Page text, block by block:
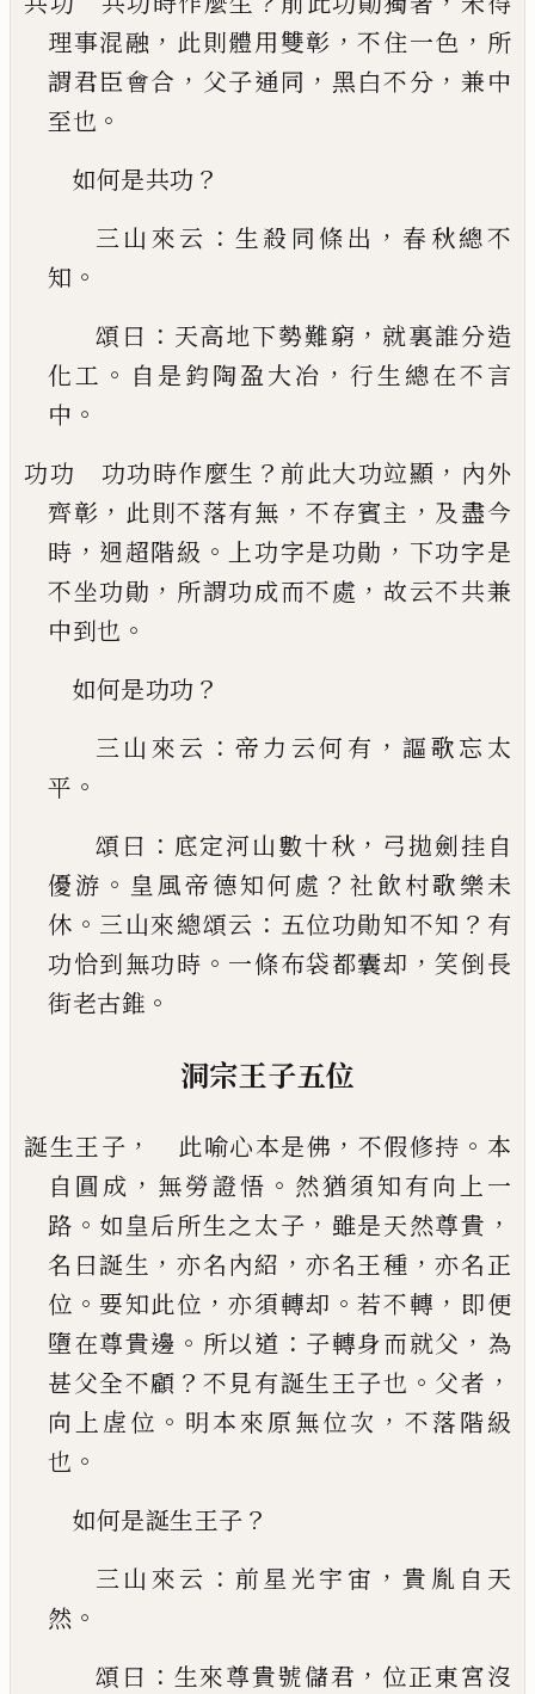
理事混融 ， 此則體用雙彰 ，不住一色 ， 所
謂君臣會合 ， 父子通同 ， 黑白不分 ， 兼中
至也 。
如何是共功 ？
三山來云 ： 生殺同條出 ， 春秋總不
知 。
頌曰 ： 天高地下勢難窮 ， 就裏誰分造
化工 。 自是鈞陶盈大冶 ， 行生總在不言
中 。
功功 功功時作麼生 ？前此大功竝顯 ， 內外
齊彰 ， 此則不落有無 ，不存賓主 ， 及盡今
時 ， 迥超階級 。 上功字是功勛 ， 下功字是
不坐功勛 ， 所謂功成而不處 ，故云不共兼
中到也 。
如何是功功 ？
三山來云 ： 帝力云何有 ，謳歌忘太
平 。
頌曰 ： 底定河山數十秋 ， 弓拋劍挂自
優游 。 皇風帝德知何處 ？ 社飲村歌樂未
休 。 三山來總頌云 ： 五位功勛知不知 ？ 有
功恰到無功時 。 一條布袋都囊却 ，笑倒長
街老古錐 。
洞宗王子五位
誕生王子 ， 此喻心本是佛 ， 不假修持 。 本
自圓成 ， 無勞證悟 。 然猶須知有向上一
路 。 如皇后所生之太子 ， 雖是天然尊貴 ，
名曰誕生 ，亦名內紹 ，亦名王種 ，亦名正
位 。要知此位 ，亦須轉却 。若不轉 ， 即便
墮在尊貴邊 。 所以道 ： 子轉身而就父 ， 為
甚父全不顧 ？ 不 見有誕生王子也 。 父者 ，
向上虗位 。 明本來原無位次 ， 不落階級
也 。
如何是誕生王子 ？
三山來云 ： 前星光宇宙 ，貴胤自天
然 。
頌曰 ： 生來尊貴號儲君 ， 位正東宮沒